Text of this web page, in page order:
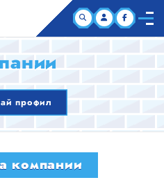
НАС
профил
компании